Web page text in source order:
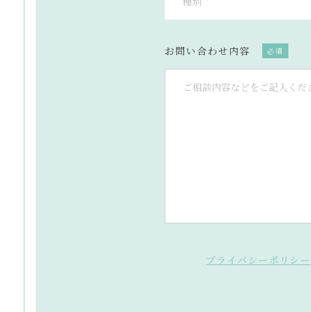
お問い合わせ内容
プライバシーポリシー